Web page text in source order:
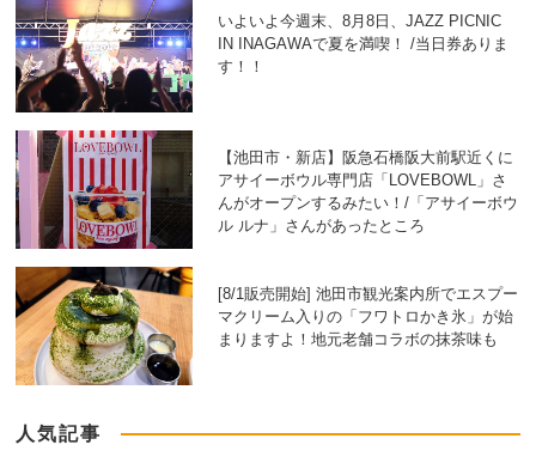
いよいよ今週末、8月8日、JAZZ PICNIC
IN INAGAWAで夏を満喫！ /当日券ありま
す！！
【池田市・新店】阪急石橋阪大前駅近くに
アサイーボウル専門店「LOVEBOWL」さ
んがオープンするみたい！/「アサイーボウ
ル ルナ」さんがあったところ
[8/1販売開始] 池田市観光案内所でエスプー
マクリーム入りの「フワトロかき氷」が始
まりますよ！地元老舗コラボの抹茶味も
人気記事